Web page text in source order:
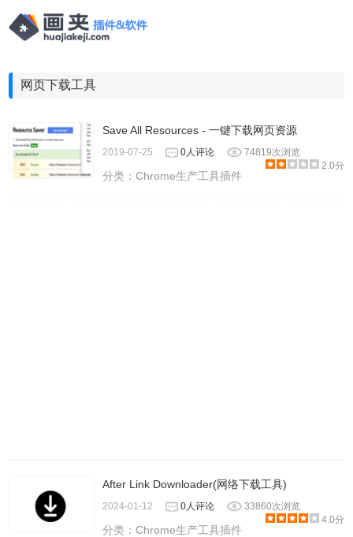
网页下载工具
Save All Resources - 一键下载网页资源
2019-07-25 0人评论
74819次浏览
2.0分
分类：Chrome生产工具插件
After Link Downloader(网络下载工具)
2024-01-12 0人评论
33860次浏览
4.0分
分类：Chrome生产工具插件